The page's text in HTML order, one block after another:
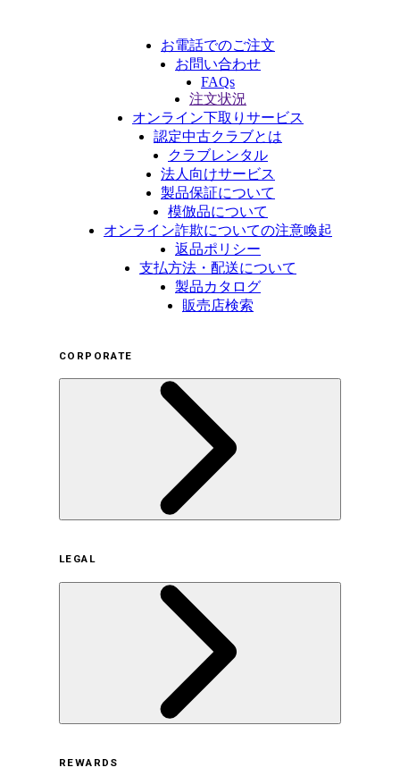
お電話でのご注文
お問い合わせ
FAQs
注文状況
オンライン下取りサービス
認定中古クラブとは
クラブレンタル
法人向けサービス
製品保証について
模倣品について
オンライン詐欺についての注意喚起
返品ポリシー
支払方法・配送について
製品カタログ
販売店検索
CORPORATE
サステナビリティの取り組み（日本）
サステナビリティの取り組み（米国/英語）
ヒストリー
採用情報
LEGAL
REWARDS